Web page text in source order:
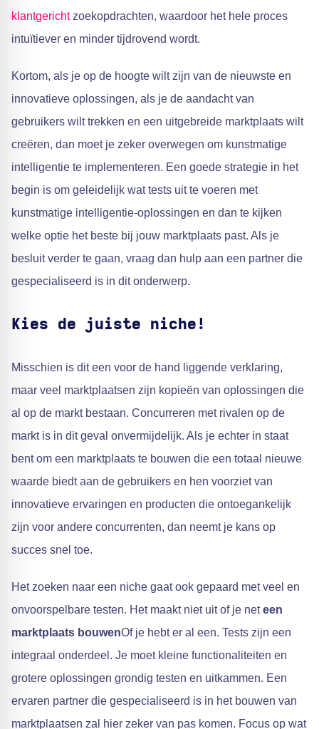
klantgerichtzoekopdrachten, waardoor het hele proces
intuïtiever en minder tijdrovend wordt.
Kortom, als je op de hoogte wilt zijn van de nieuwste en
innovatieve oplossingen, als je de aandacht van
gebruikers wilt trekken en een uitgebreide marktplaats wilt
creëren, dan moet je zeker overwegen om kunstmatige
intelligentie te implementeren. Een goede strategie in het
begin is om geleidelijk wat tests uit te voeren met
kunstmatige intelligentie-oplossingen en dan te kijken
welke optie het beste bij jouw marktplaats past. Als je
besluit verder te gaan, vraag dan hulp aan een partner die
gespecialiseerd is in dit onderwerp.
Kies de juiste niche!
Misschien is dit een voor de hand liggende verklaring,
maar veel marktplaatsen zijn kopieën van oplossingen die
al op de markt bestaan. Concurreren met rivalen op de
markt is in dit geval onvermijdelijk. Als je echter in staat
bent om een marktplaats te bouwen die een totaal nieuwe
waarde biedt aan de gebruikers en hen voorziet van
innovatieve ervaringen en producten die ontoegankelijk
zijn voor andere concurrenten, dan neemt je kans op
succes snel toe.
Het zoeken naar een niche gaat ook gepaard met veel en
onvoorspelbare testen. Het maakt niet uit of je neteen
marktplaats bouwenOf je hebt er al een. Tests zijn een
integraal onderdeel. Je moet kleine functionaliteiten en
grotere oplossingen grondig testen en uitkammen. Een
ervaren partner die gespecialiseerd is in het bouwen van
marktplaatsen zal hier zeker van pas komen. Focus op wat